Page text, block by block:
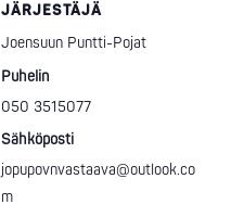
JÄRJESTÄJÄ
Joensuun Puntti-Pojat
Puhelin
050 3515077
Sähköposti
jopupovnvastaava@outlook.co
m